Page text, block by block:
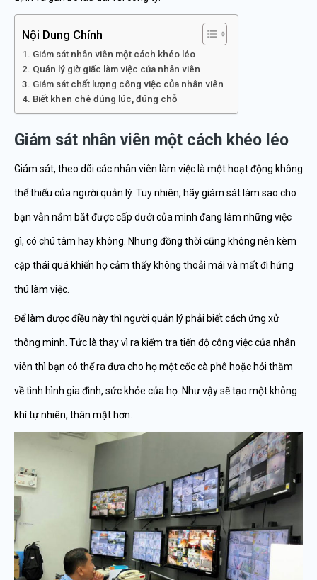
Nội Dung Chính
Giám sát nhân viên một cách khéo léo
Quản lý giờ giấc làm việc của nhân viên
Giám sát chất lượng công việc của nhân viên
Biết khen chê đúng lúc, đúng chỗ
Giám sát nhân viên một cách khéo léo
Giám sát, theo dõi các nhân viên làm việc là một hoạt động không
thể thiếu của người quản lý. Tuy nhiên, hãy giám sát làm sao cho
bạn vẫn nắm bắt được cấp dưới của mình đang làm những việc
gì, có chú tâm hay không. Nhưng đồng thời cũng không nên kèm
cặp thái quá khiến họ cảm thấy không thoải mái và mất đi hứng
thú làm việc.
Để làm được điều này thì người quản lý phải biết cách ứng xử
thông minh. Tức là thay vì ra kiểm tra tiến độ công việc của nhân
viên thì bạn có thể ra đưa cho họ một cốc cà phê hoặc hỏi thăm
về tình hình gia đình, sức khỏe của họ. Như vậy sẽ tạo một không
khí tự nhiên, thân mật hơn.